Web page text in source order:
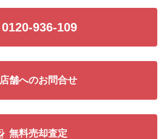
0120-936-109
店舗へのお問合せ
無料売却査定